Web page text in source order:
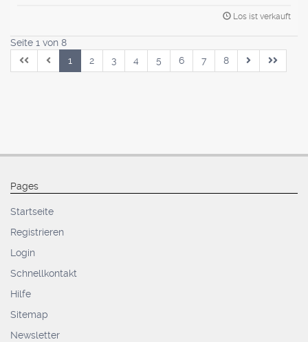
Los ist verkauft
Seite 1 von 8
1
2 3 4 5 6 7 8
Pages
Startseite
Registrieren
Login
Schnellkontakt
Hilfe
Sitemap
Newsletter